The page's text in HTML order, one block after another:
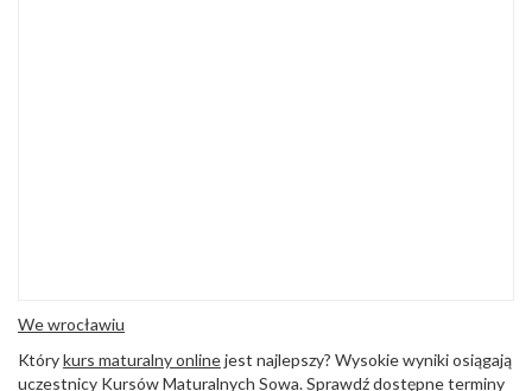
We wrocławiu
Którykurs maturalny onlinejest najlepszy? Wysokie wyniki osiągają
uczestnicy Kursów Maturalnych Sowa. Sprawdź dostępne terminy